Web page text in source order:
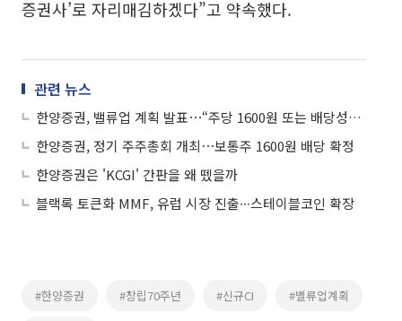
증권사’로 자리매김하겠다”고 약속했다.
관련 뉴스
한양증권, 밸류업 계획 발표⋯“주당 1600원 또는 배당성향 30% 유지”
한양증권, 정기 주주총회 개최⋯보통주 1600원 배당 확정
한양증권은 'KCGI' 간판을 왜 뗐을까
블랙록 토큰화 MMF, 유럽 시장 진출∙∙∙스테이블코인 확장
#한양증권 #창립70주년 #신규CI #밸류업계획